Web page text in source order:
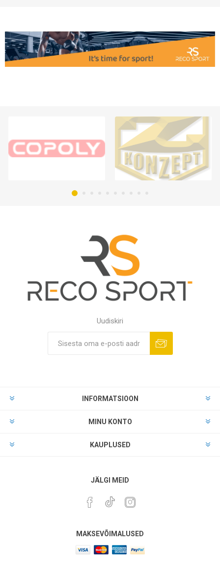
Uudiskiri
INFORMATSIOON
MINU KONTO
KAUPLUSED
JÄLGI MEID
MAKSEVÕIMALUSED